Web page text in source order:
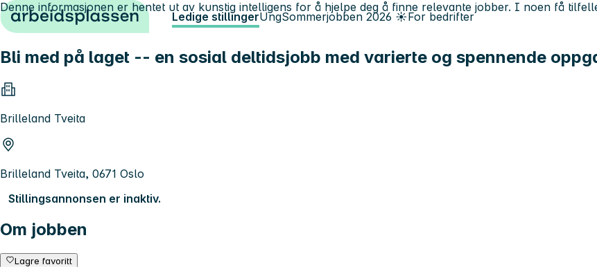
Hopp til innhold Ledige stillingerUngSommerjobben 2026 ☀️For bedrifter
Bli med på laget -- en sosial deltidsjobb med varierte og spennende
Brilleland Tveita
Brilleland Tveita, 0671 Oslo
Stillingsannonsen er inaktiv.
Om jobben
Lagre favoritt
Denne informasjonen er hentet ut av kunstig intelligens for å hjelpe deg å finne relevante jobber. I noen få